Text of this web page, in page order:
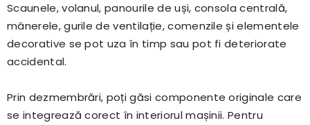
Scaunele, volanul, panourile de uși, consola centrală,
mânerele, gurile de ventilație, comenzile și elementele
decorative se pot uza în timp sau pot fi deteriorate
accidental.
Prin dezmembrări, poți găsi componente originale care
se integrează corect în interiorul mașinii. Pentru